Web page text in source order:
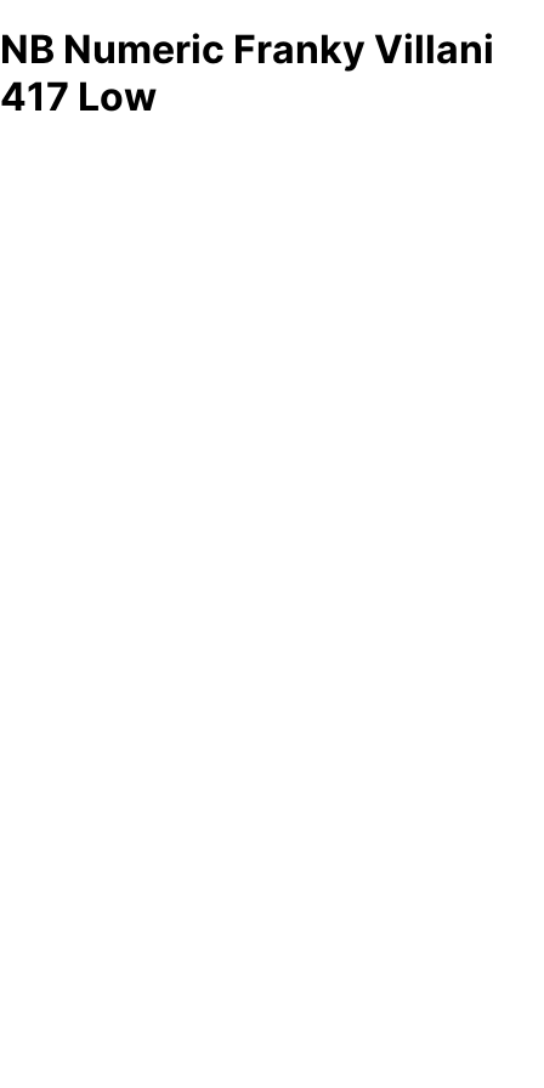
NB Numeric Franky Villani
417 Low